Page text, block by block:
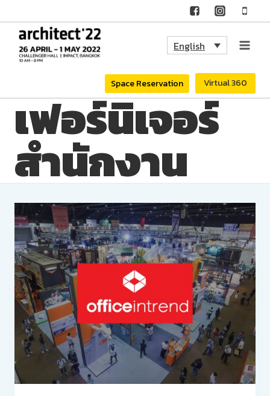
content
English
Space Reservation Virtual 360
เฟอร์นิเจอร์
สำนักงาน